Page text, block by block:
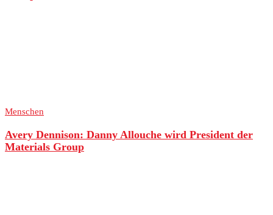
Menschen
Avery Dennison: Danny Allouche wird President der
Materials Group